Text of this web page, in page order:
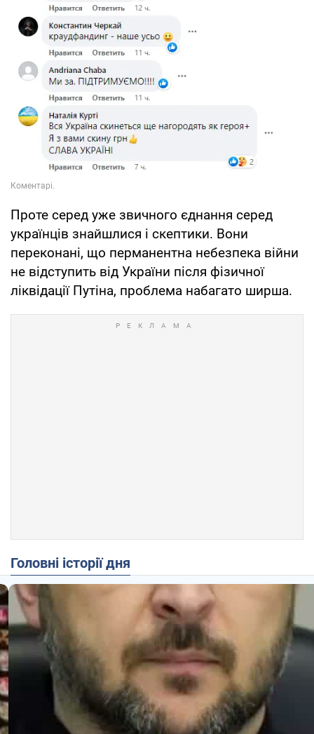
Проте серед уже звичного єднання серед
українців знайшлися і скептики. Вони
переконані, що перманентна небезпека війни
не відступить від України після фізичної
ліквідації Путіна, проблема набагато ширша.
Головні історії дня